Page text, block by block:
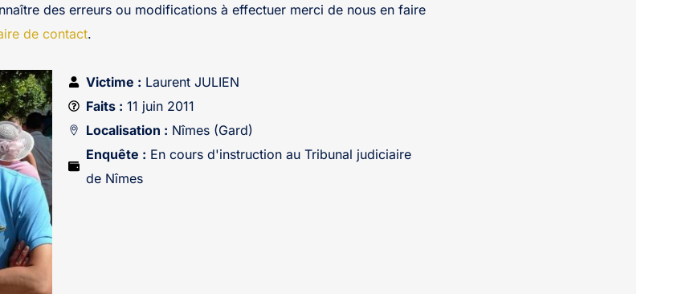
des erreurs ou modifications à effectuer merci de nous en faire
de contact.
Victime : Laurent JULIEN
Faits : 11 juin 2011
Localisation : Nîmes (Gard)
Enquête : En cours d'instruction au Tribunal judiciaire
de Nîmes